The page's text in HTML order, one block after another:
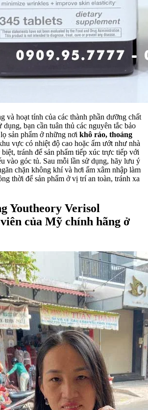
và hoạt tính của các thành phần dưỡng chất
dụng, bạn cần tuân thủ các nguyên tắc bảo
sản phẩm ở những nơi khô ráo, thoáng
vực có nhiệt độ cao hoặc ẩm ướt như nhà
tránh để sản phẩm tiếp xúc trực tiếp với
vào góc tủ. Sau mỗi lần sử dụng, hãy lưu ý
chặn không khí và hơi ẩm xâm nhập làm
thời để sản phẩm ở vị trí an toàn, tránh xa
Youtheory Verisol
của Mỹ chính hãng ở